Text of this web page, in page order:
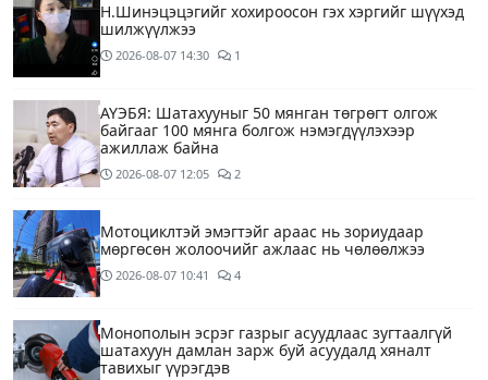
Н.Шинэцэцэгийг хохироосон гэх хэргийг шүүхэд
шилжүүлжээ
2026-08-07 14:30 1
АҮЭБЯ: Шатахууныг 50 мянган төгрөгт олгож
байгааг 100 мянга болгож нэмэгдүүлэхээр
ажиллаж байна
2026-08-07 12:05 2
Мотоциклтэй эмэгтэйг араас нь зориудаар
мөргөсөн жолоочийг ажлаас нь чөлөөлжээ
2026-08-07 10:41 4
Монополын эсрэг газрыг асуудлаас зугтаалгүй
шатахуун дамлан зарж буй асуудалд хяналт
тавихыг үүрэгдэв